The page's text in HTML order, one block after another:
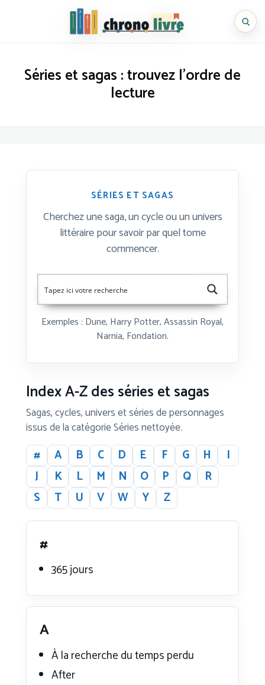
Chronolivre
Séries et sagas : trouvez l’ordre de
lecture
SÉRIES ET SAGAS
Cherchez une saga, un cycle ou un univers
littéraire pour savoir par quel tome
commencer.
Exemples : Dune, Harry Potter, Assassin Royal,
Narnia, Fondation.
Index A-Z des séries et sagas
Sagas, cycles, univers et séries de personnages
issus de la catégorie Séries nettoyée.
# A B C D E F G H
I
J
K L M N O P Q
R
S
T U V W Y Z
#
365 jours
A
À la recherche du temps perdu
After